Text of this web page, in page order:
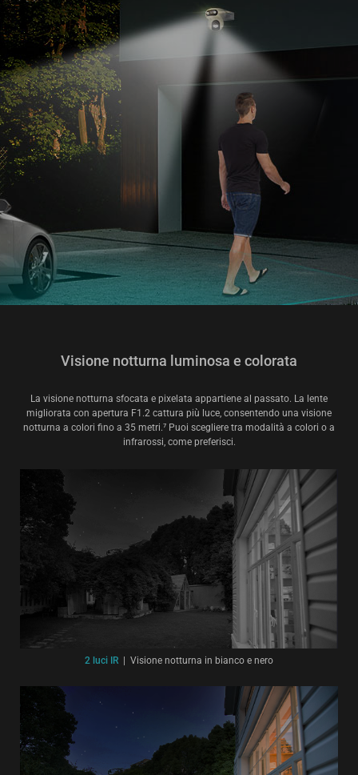
Visione notturna luminosa e colorata
La visione notturna sfocata e pixelata appartiene al passato. La lente
migliorata con apertura F1.2 cattura più luce, consentendo una visione
notturna a colori fino a 35 metri.⁷ Puoi scegliere tra modalità a colori o a
infrarossi, come preferisci.
2 luci IR Visione notturna in bianco e nero